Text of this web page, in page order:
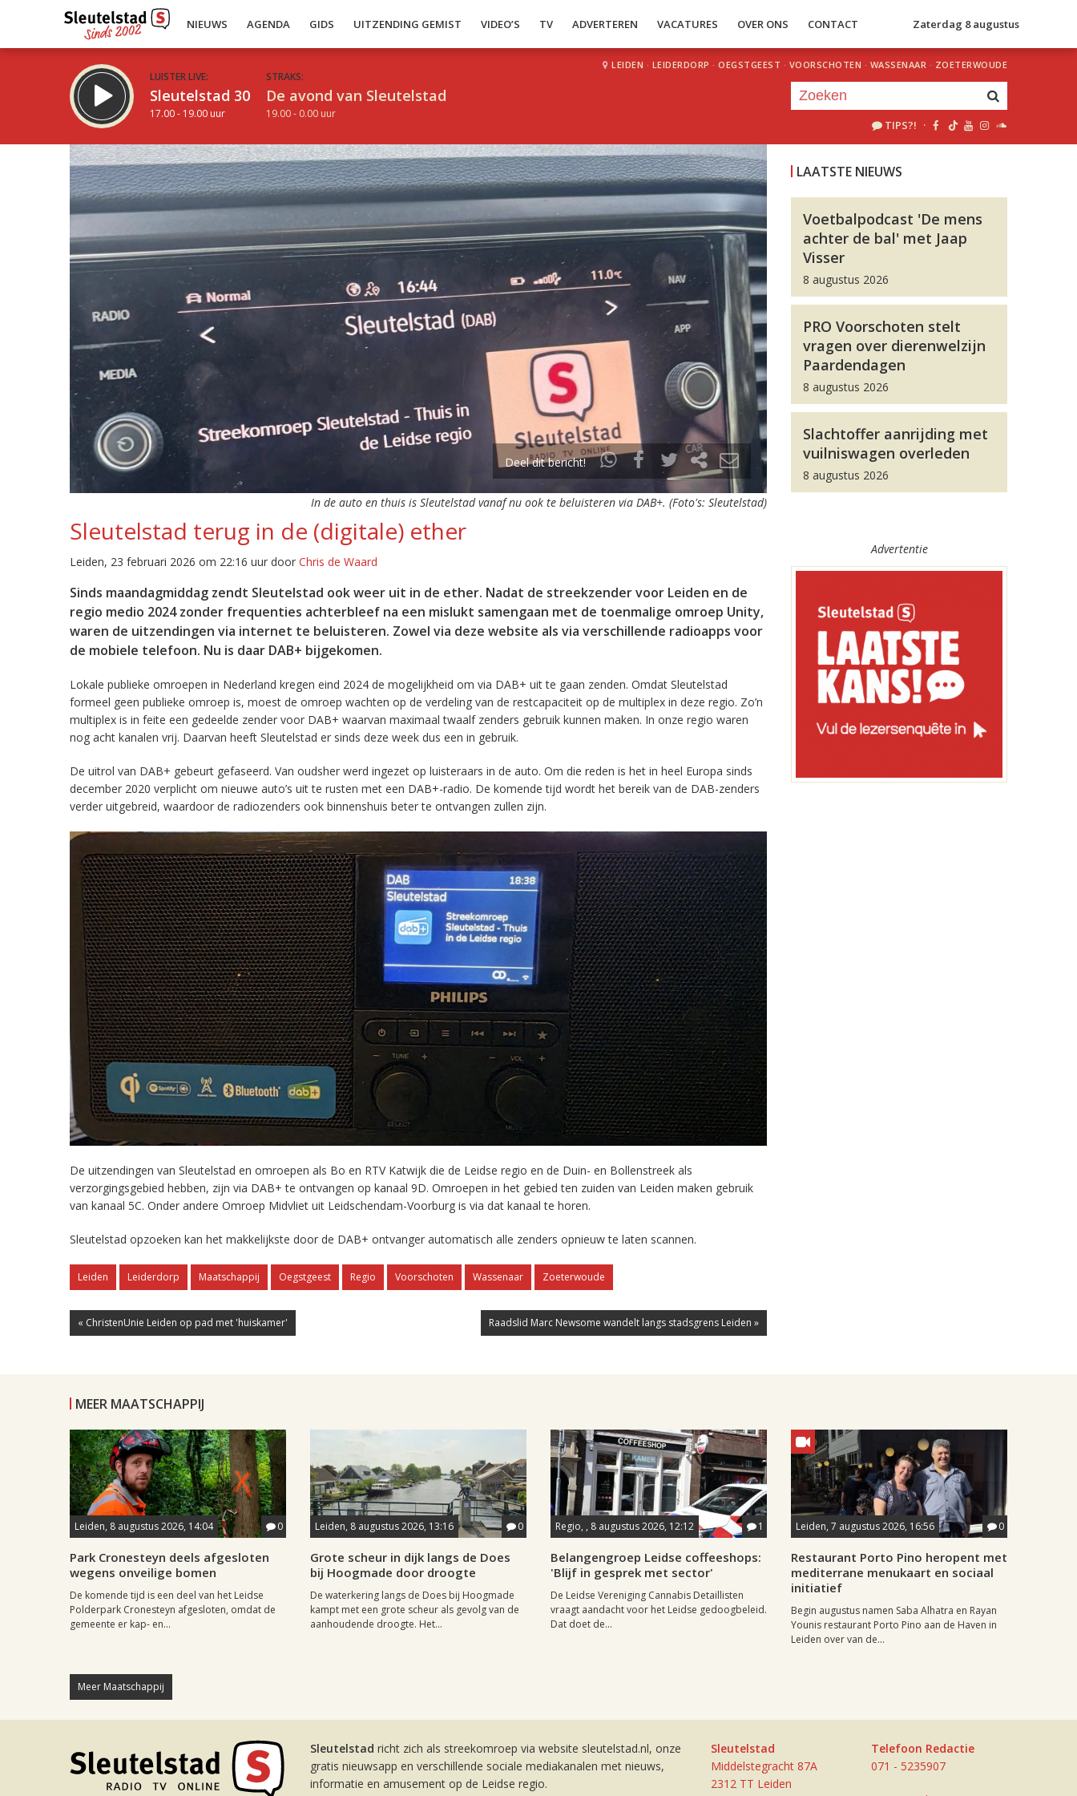
NIEUWS AGENDA GIDS UITZENDING GEMIST VIDEO’S TV ADVERTEREN VACATURES OVER ONS CONTACT Zaterdag 8 augustus
LUISTER LIVE:
Sleutelstad 30
17.00 - 19.00 uur
STRAKS:
De avond van Sleutelstad
19.00 - 0.00 uur
LEIDEN · LEIDERDORP · OEGSTGEEST · VOORSCHOTEN · WASSENAAR · ZOETERWOUDE
TIPS?! ·
Deel dit bericht!
In de auto en thuis is Sleutelstad vanaf nu ook te beluisteren via DAB+. (Foto's: Sleutelstad)
Sleutelstad terug in de (digitale) ether
Leiden, 23 februari 2026 om 22:16 uur door Chris de Waard
Sinds maandagmiddag zendt Sleutelstad ook weer uit in de ether. Nadat de streekzender voor Leiden en de
regio medio 2024 zonder frequenties achterbleef na een mislukt samengaan met de toenmalige omroep Unity,
waren de uitzendingen via internet te beluisteren. Zowel via deze website als via verschillende radioapps voor
de mobiele telefoon. Nu is daar DAB+ bijgekomen.
Lokale publieke omroepen in Nederland kregen eind 2024 de mogelijkheid om via DAB+ uit te gaan zenden. Omdat Sleutelstad
formeel geen publieke omroep is, moest de omroep wachten op de verdeling van de restcapaciteit op de multiplex in deze regio. Zo’n
multiplex is in feite een gedeelde zender voor DAB+ waarvan maximaal twaalf zenders gebruik kunnen maken. In onze regio waren
nog acht kanalen vrij. Daarvan heeft Sleutelstad er sinds deze week dus een in gebruik.
De uitrol van DAB+ gebeurt gefaseerd. Van oudsher werd ingezet op luisteraars in de auto. Om die reden is het in heel Europa sinds
december 2020 verplicht om nieuwe auto’s uit te rusten met een DAB+-radio. De komende tijd wordt het bereik van de DAB-zenders
verder uitgebreid, waardoor de radiozenders ook binnenshuis beter te ontvangen zullen zijn.
De uitzendingen van Sleutelstad en omroepen als Bo en RTV Katwijk die de Leidse regio en de Duin- en Bollenstreek als
verzorgingsgebied hebben, zijn via DAB+ te ontvangen op kanaal 9D. Omroepen in het gebied ten zuiden van Leiden maken gebruik
van kanaal 5C. Onder andere Omroep Midvliet uit Leidschendam-Voorburg is via dat kanaal te horen.
Sleutelstad opzoeken kan het makkelijkste door de DAB+ ontvanger automatisch alle zenders opnieuw te laten scannen.
Leiden Leiderdorp Maatschappij Oegstgeest Regio Voorschoten Wassenaar Zoeterwoude
« ChristenUnie Leiden op pad met 'huiskamer' Raadslid Marc Newsome wandelt langs stadsgrens Leiden »
LAATSTE NIEUWS
Voetbalpodcast 'De mens
achter de bal' met Jaap
Visser
8 augustus 2026
PRO Voorschoten stelt
vragen over dierenwelzijn
Paardendagen
8 augustus 2026
Slachtoffer aanrijding met
vuilniswagen overleden
8 augustus 2026
Advertentie
MEER MAATSCHAPPIJ
Leiden, 8 augustus 2026, 14:04 0
Park Cronesteyn deels afgesloten
wegens onveilige bomen
De komende tijd is een deel van het Leidse
Polderpark Cronesteyn afgesloten, omdat de
gemeente er kap- en...
Leiden, 8 augustus 2026, 13:16 0
Grote scheur in dijk langs de Does
bij Hoogmade door droogte
De waterkering langs de Does bij Hoogmade
kampt met een grote scheur als gevolg van de
aanhoudende droogte. Het...
Regio, , 8 augustus 2026, 12:12 1
Belangengroep Leidse coffeeshops:
'Blijf in gesprek met sector'
De Leidse Vereniging Cannabis Detaillisten
vraagt aandacht voor het Leidse gedoogbeleid.
Dat doet de...
Leiden, 7 augustus 2026, 16:56 0
Restaurant Porto Pino heropent met
mediterrane menukaart en sociaal
initiatief
Begin augustus namen Saba Alhatra en Rayan
Younis restaurant Porto Pino aan de Haven in
Leiden over van de...
Meer Maatschappij
Sleutelstad richt zich als streekomroep via website sleutelstad.nl, onze
gratis nieuwsapp en verschillende sociale mediakanalen met nieuws,
informatie en amusement op de Leidse regio.
Sleutelstad
Middelstegracht 87A
2312 TT Leiden
Telefoon Redactie
071 - 5235907